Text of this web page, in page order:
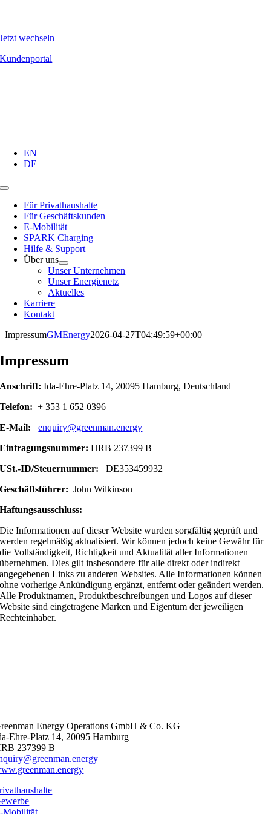
content
Jetzt wechseln
Kundenportal
EN
DE
Toggle
Navigation
Für Privathaushalte
Für Geschäftskunden
E-Mobilität
SPARK Charging
Hilfe & Support
Über uns
Unser Unternehmen
Unser Energienetz
Aktuelles
Karriere
Kontakt
ImpressumGMEnergy2026-04-27T04:49:59+00:00
Impressum
Anschrift: Ida-Ehre-Platz 14, 20095 Hamburg, Deutschland
Telefon: + 353 1 652 0396
E-Mail:
enquiry@greenman.energy
Eintragungsnummer: HRB 237399 B
USt.-ID/Steuernummer: DE353459932
Geschäftsführer: John Wilkinson
Haftungsausschluss:
Die Informationen auf dieser Website wurden sorgfältig geprüft und
werden regelmäßig aktualisiert. Wir können jedoch keine Gewähr für
die Vollständigkeit, Richtigkeit und Aktualität aller Informationen
übernehmen. Dies gilt insbesondere für alle direkt oder indirekt
angegebenen Links zu anderen Websites. Alle Informationen können
ohne vorherige Ankündigung ergänzt, entfernt oder geändert werden.
Alle Produktnamen, Produktbeschreibungen und Logos auf dieser
Website sind eingetragene Marken und Eigentum der jeweiligen
Rechteinhaber.
Energy Operations GmbH & Co. KG
Ehre-Platz 14, 20095 Hamburg
237399 B
Mobilität